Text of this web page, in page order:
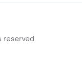
reserved.